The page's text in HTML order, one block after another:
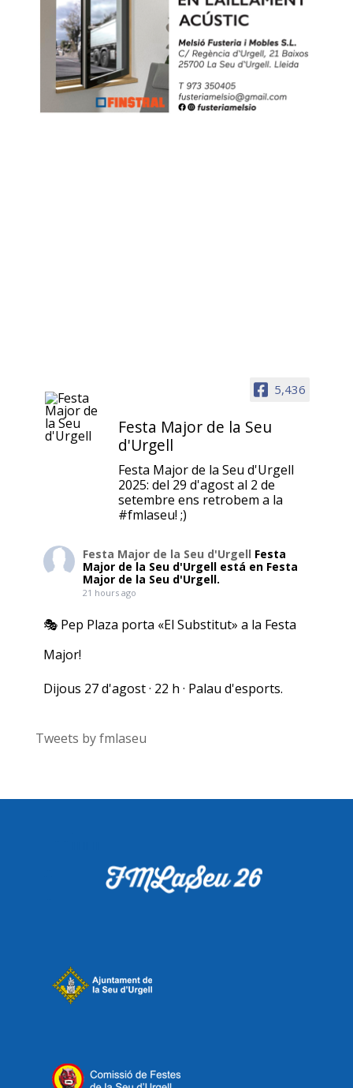
5,436
Festa Major de la Seu
d'Urgell
Festa Major de la Seu d'Urgell
2025: del 29 d'agost al 2 de
setembre ens retrobem a la
#fmlaseu! ;)
Festa Major de la Seu d'Urgell Festa
Major de la Seu d'Urgell está en Festa
Major de la Seu d'Urgell.
21 hours ago
🎭 Pep Plaza porta «El Substitut» a la Festa
Major!
Dijous 27 d'agost · 22 h · Palau d'esports.
aturats i CJ 13 €
jor
Photo
Tweets by fmlaseu